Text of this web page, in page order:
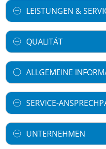
LEISTUNGEN &
QUALITÄT
ALLGEMEINE
SERVICE-
UNTERNEHMEN